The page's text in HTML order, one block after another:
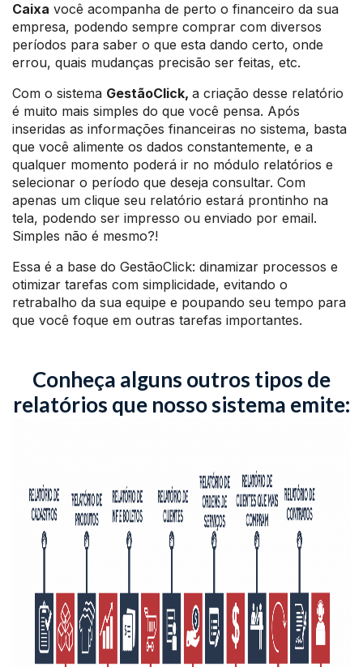
Caixa você acompanha de perto o financeiro da sua
empresa, podendo sempre comprar com diversos
períodos para saber o que esta dando certo, onde
errou, quais mudanças precisão ser feitas, etc.
Com o sistema GestãoClick, a criação desse relatório
é muito mais simples do que você pensa. Após
inseridas as informações financeiras no sistema, basta
que você alimente os dados constantemente, e a
qualquer momento poderá ir no módulo relatórios e
selecionar o período que deseja consultar. Com
apenas um clique seu relatório estará prontinho na
tela, podendo ser impresso ou enviado por email.
Simples não é mesmo?!
Essa é a base do GestãoClick: dinamizar processos e
otimizar tarefas com simplicidade, evitando o
retrabalho da sua equipe e poupando seu tempo para
que você foque em outras tarefas importantes.
Conheça alguns outros tipos de
relatórios que nosso sistema emite: